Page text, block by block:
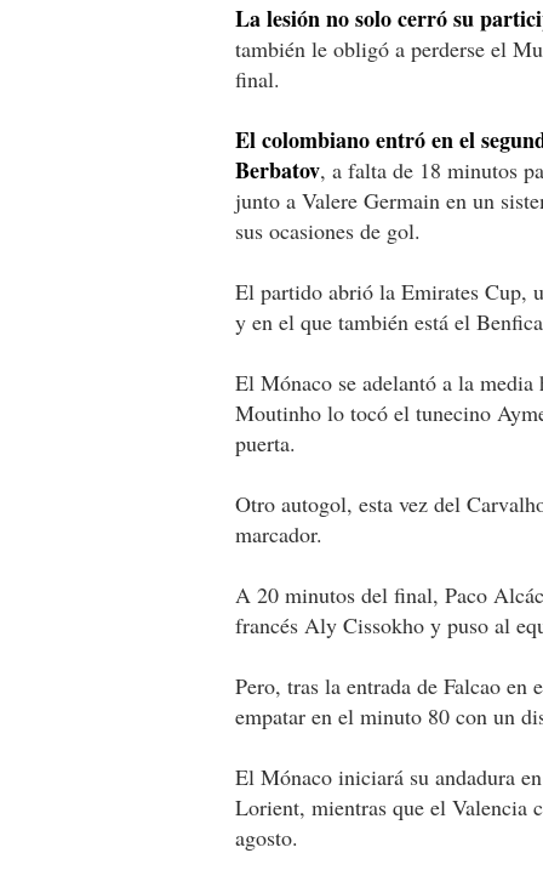
La lesión no solo cerró su
también le obligó a perderse el
final.
El colombiano entró en el
Berbatov, a falta de 18 minutos
junto a Valere Germain en un
sus ocasiones de gol.
El partido abrió la Emirates Cup,
y en el que también está el
El Mónaco se adelantó a la
Moutinho lo tocó el tunecino
puerta.
Otro autogol, esta vez del
marcador.
A 20 minutos del final, Paco
francés Aly Cissokho y puso al
Pero, tras la entrada de Falcao
empatar en el minuto 80 con un
El Mónaco iniciará su andadura
Lorient, mientras que el Valencia
agosto.